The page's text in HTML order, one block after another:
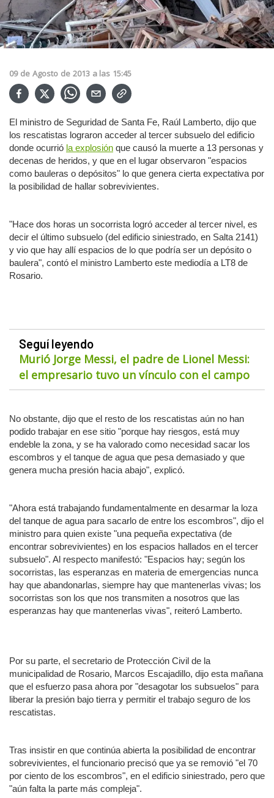
09 de Agosto de 2013 a las 15:45
El ministro de Seguridad de Santa Fe, Raúl Lamberto, dijo que
los rescatistas lograron acceder al tercer subsuelo del edificio
donde ocurrió la explosión que causó la muerte a 13 personas y
decenas de heridos, y que en el lugar observaron "espacios
como bauleras o depósitos" lo que genera cierta expectativa por
la posibilidad de hallar sobrevivientes.
"Hace dos horas un socorrista logró acceder al tercer nivel, es
decir el último subsuelo (del edificio siniestrado, en Salta 2141)
y vio que hay allí espacios de lo que podría ser un depósito o
baulera", contó el ministro Lamberto este mediodía a LT8 de
Rosario.
Seguí leyendo
Murió Jorge Messi, el padre de Lionel Messi:
el empresario tuvo un vínculo con el campo
No obstante, dijo que el resto de los rescatistas aún no han
podido trabajar en ese sitio "porque hay riesgos, está muy
endeble la zona, y se ha valorado como necesidad sacar los
escombros y el tanque de agua que pesa demasiado y que
genera mucha presión hacia abajo", explicó.
"Ahora está trabajando fundamentalmente en desarmar la loza
del tanque de agua para sacarlo de entre los escombros", dijo el
ministro para quien existe "una pequeña expectativa (de
encontrar sobrevivientes) en los espacios hallados en el tercer
subsuelo". Al respecto manifestó: "Espacios hay; según los
socorristas, las esperanzas en materia de emergencias nunca
hay que abandonarlas, siempre hay que mantenerlas vivas; los
socorristas son los que nos transmiten a nosotros que las
esperanzas hay que mantenerlas vivas", reiteró Lamberto.
Por su parte, el secretario de Protección Civil de la
municipalidad de Rosario, Marcos Escajadillo, dijo esta mañana
que el esfuerzo pasa ahora por "desagotar los subsuelos" para
liberar la presión bajo tierra y permitir el trabajo seguro de los
rescatistas.
Tras insistir en que continúa abierta la posibilidad de encontrar
sobrevivientes, el funcionario precisó que ya se removió "el 70
por ciento de los escombros", en el edificio siniestrado, pero que
"aún falta la parte más compleja".